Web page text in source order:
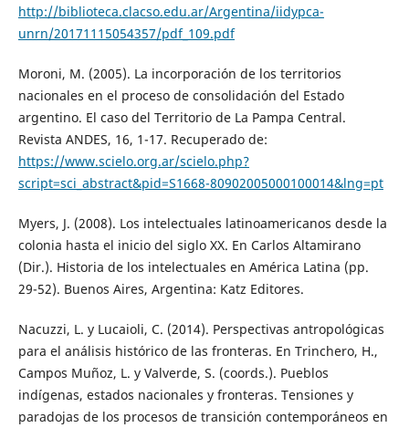
http://biblioteca.clacso.edu.ar/Argentina/iidypca-
unrn/20171115054357/pdf_109.pdf
Moroni, M. (2005). La incorporación de los territorios
nacionales en el proceso de consolidación del Estado
argentino. El caso del Territorio de La Pampa Central.
Revista ANDES, 16, 1-17. Recuperado de:
https://www.scielo.org.ar/scielo.php?
script=sci_abstract&pid=S1668-80902005000100014&lng=pt
Myers, J. (2008). Los intelectuales latinoamericanos desde la
colonia hasta el inicio del siglo XX. En Carlos Altamirano
(Dir.). Historia de los intelectuales en América Latina (pp.
29-52). Buenos Aires, Argentina: Katz Editores.
Nacuzzi, L. y Lucaioli, C. (2014). Perspectivas antropológicas
para el análisis histórico de las fronteras. En Trinchero, H.,
Campos Muñoz, L. y Valverde, S. (coords.). Pueblos
indígenas, estados nacionales y fronteras. Tensiones y
paradojas de los procesos de transición contemporáneos en